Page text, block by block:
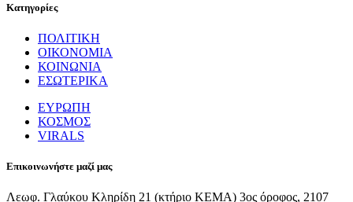
Κατηγορίες
ΠΟΛΙΤΙΚΗ
ΟΙΚΟΝΟΜΙΑ
ΚΟΙΝΩΝΙΑ
ΕΣΩΤΕΡΙΚΑ
ΕΥΡΩΠΗ
ΚΟΣΜΟΣ
VIRALS
Επικοινωνήστε μαζί μας
Λεωφ. Γλαύκου Κληρίδη 21 (κτήριο ΚΕΜΑ) 3ος όροφος, 2107